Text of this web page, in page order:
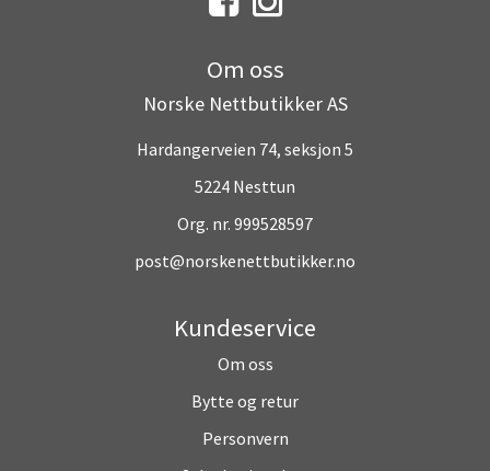
Om oss
Norske Nettbutikker AS
Hardangerveien 74, seksjon 5
5224 Nesttun
Org. nr. 999528597
post@norskenettbutikker.no
Kundeservice
Om oss
Bytte og retur
Personvern